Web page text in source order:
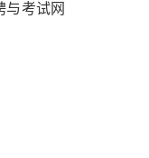
考试网